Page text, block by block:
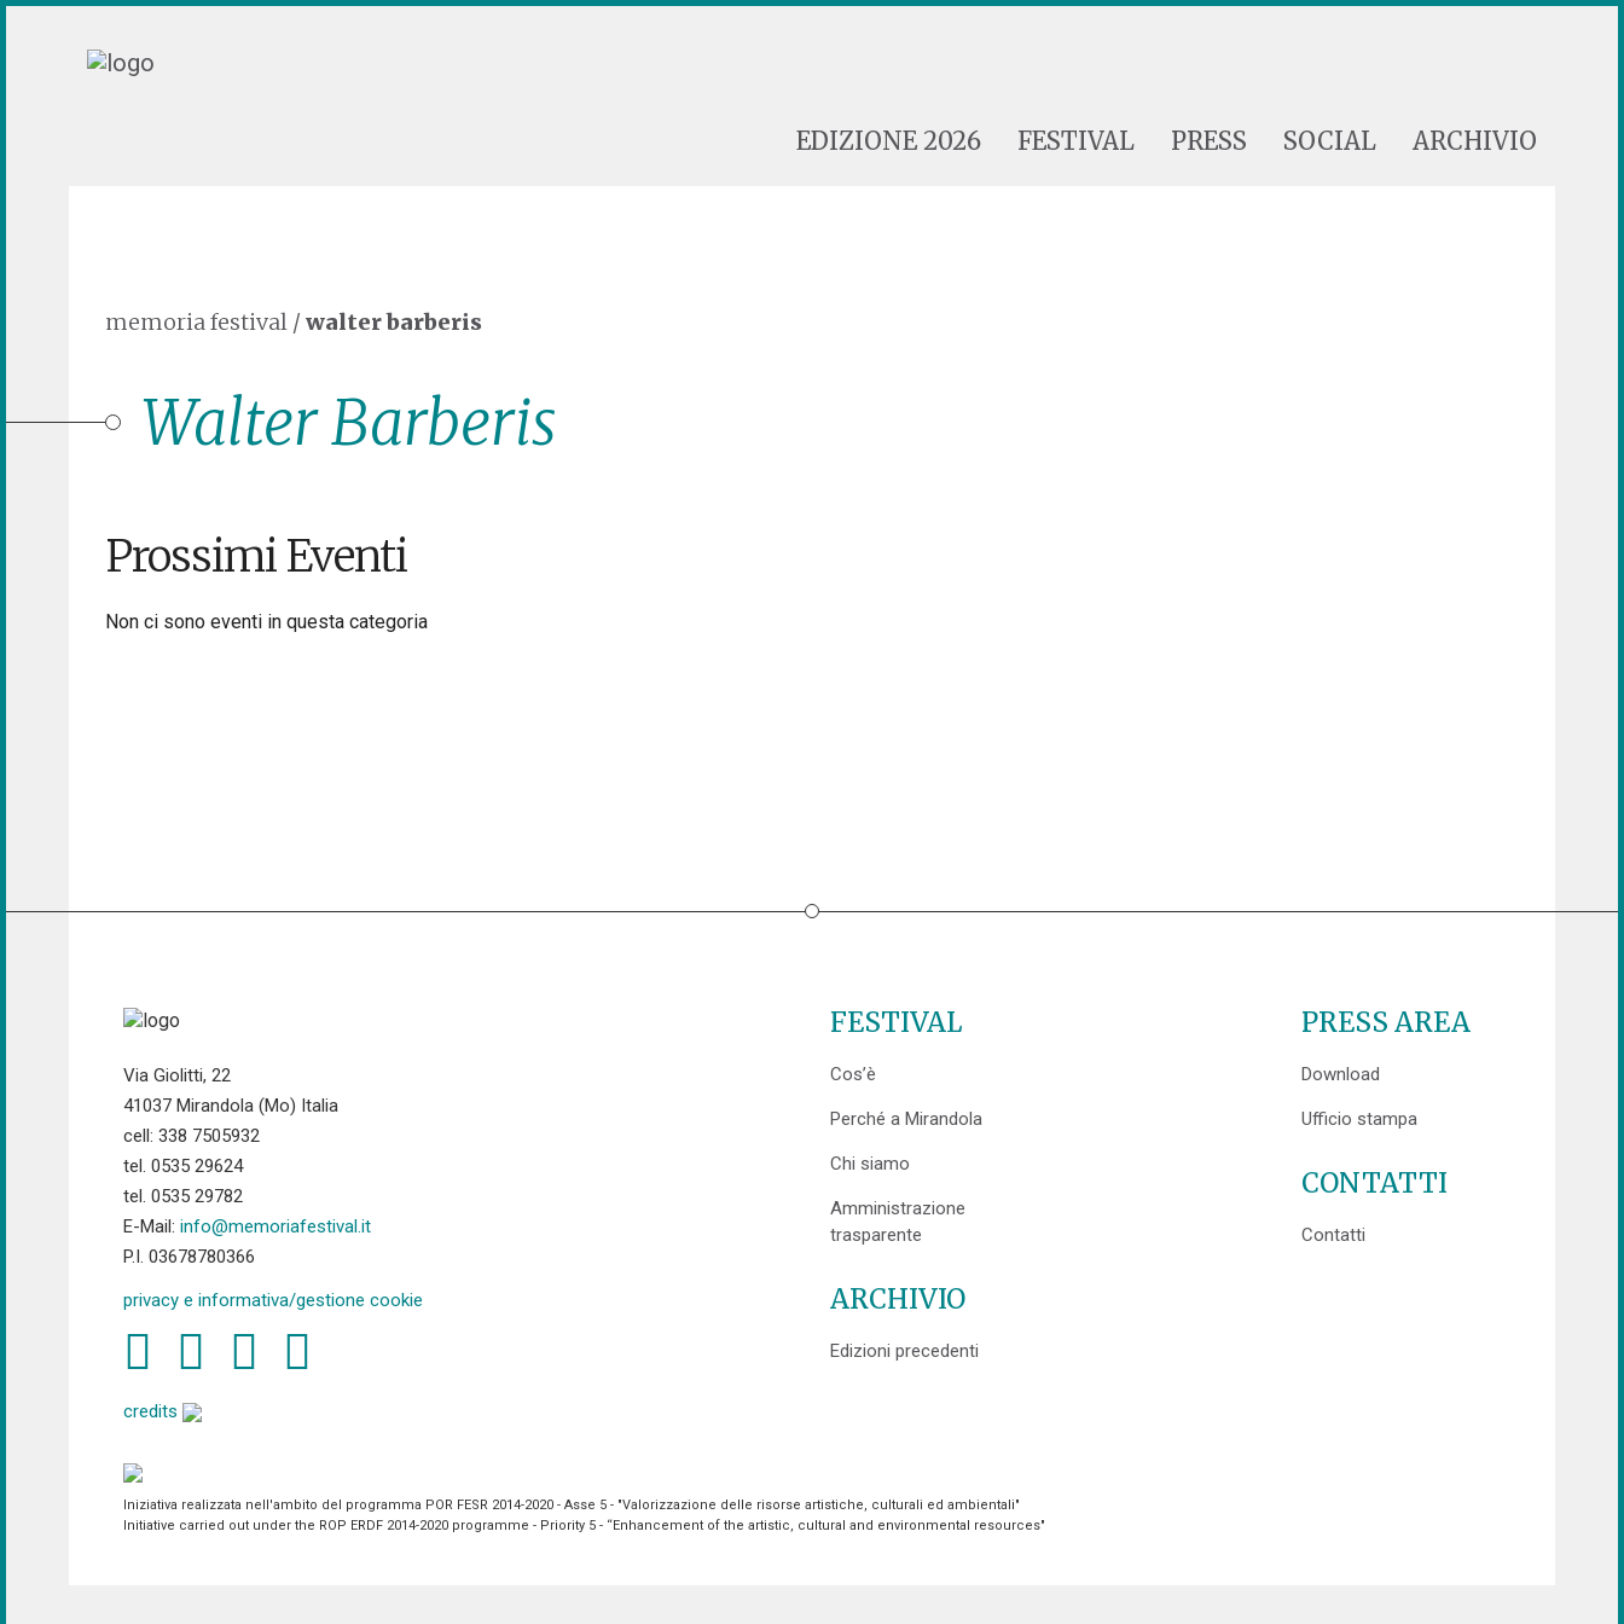
EDIZIONE 2026 FESTIVAL PRESS SOCIAL ARCHIVIO
memoria festival / walter barberis
Walter Barberis
Prossimi Eventi
Non ci sono eventi in questa categoria
Via Giolitti, 22
41037 Mirandola (Mo) Italia
cell: 338 7505932
tel. 0535 29624
tel. 0535 29782
E-Mail: info@memoriafestival.it
P.I. 03678780366
privacy e informativa/gestione cookie
credits
FESTIVAL
Cos’è
Perché a Mirandola
Chi siamo
Amministrazione
trasparente
ARCHIVIO
Edizioni precedenti
PRESS AREA
Download
Ufficio stampa
CONTATTI
Contatti
Iniziativa realizzata nell'ambito del programma POR FESR 2014-2020 - Asse 5 - "Valorizzazione delle risorse artistiche, culturali ed ambientali"
Initiative carried out under the ROP ERDF 2014-2020 programme - Priority 5 - “Enhancement of the artistic, cultural and environmental resources"